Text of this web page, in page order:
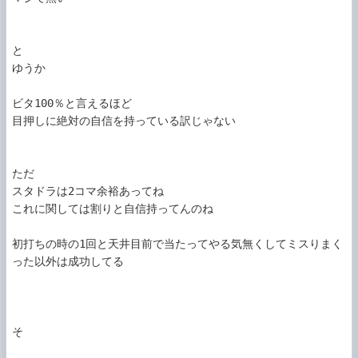
と
ゆうか
ビタ100％と言えるほど
目押しに絶対の自信を持っている訳じゃない
ただ
スタドラは2コマ余裕あってね
これに関しては割りと自信持ってんのね
初打ちの時の1回と天井目前で当たってやる気無くしてミスりまく
った以外は成功してる
そ